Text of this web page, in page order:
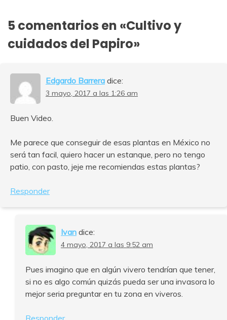
5 comentarios en «Cultivo y
cuidados del Papiro»
Edgardo Barrera dice:
3 mayo, 2017 a las 1:26 am
Buen Video.
Me parece que conseguir de esas plantas en México no
será tan facil, quiero hacer un estanque, pero no tengo
patio, con pasto, jeje me recomiendas estas plantas?
Responder
Ivan dice:
4 mayo, 2017 a las 9:52 am
Pues imagino que en algún vivero tendrían que tener,
si no es algo común quizás pueda ser una invasora lo
mejor seria preguntar en tu zona en viveros.
Responder